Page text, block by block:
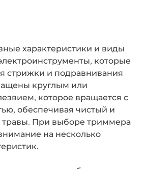
характеристики и виды
которые
стрижки и подравнивания
круглым или
которое вращается с
обеспечивая чистый и
травы. При выборе триммера
на несколько